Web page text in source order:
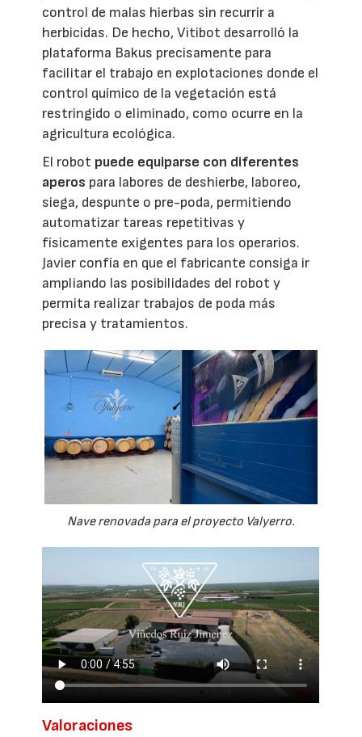
control de malas hierbas sin recurrir a
herbicidas. De hecho, Vitibot desarrolló la
plataforma Bakus precisamente para
facilitar el trabajo en explotaciones donde el
control químico de la vegetación está
restringido o eliminado, como ocurre en la
agricultura ecológica.
El robot puede equiparse con diferentes
aperos para labores de deshierbe, laboreo,
siega, despunte o pre-poda, permitiendo
automatizar tareas repetitivas y
físicamente exigentes para los operarios.
Javier confía en que el fabricante consiga ir
ampliando las posibilidades del robot y
permita realizar trabajos de poda más
precisa y tratamientos.
Nave renovada para el proyecto Valyerro.
Valoraciones